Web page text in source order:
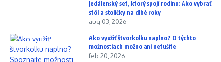
Jedálenský set, ktorý spojí rodinu: Ako vybrať
stôl a stoličky na dlhé roky
aug 03, 2026
Ako využiť štvorkolku naplno? O týchto
možnostiach možno ani netušíte
feb 20, 2026